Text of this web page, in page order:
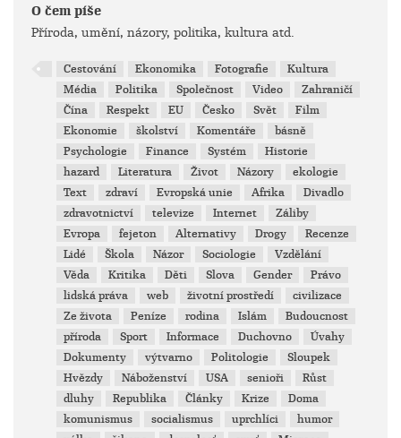
O čem píše
Příroda, umění, názory, politika, kultura atd.
Cestování Ekonomika Fotografie
Kultura
Média
Politika Společnost Video
Zahraničí
Čína
Respekt EU Česko Svět
Film
Ekonomie
školství Komentáře
básně
Psychologie
Finance Systém
Historie
hazard
Literatura Život Názory
ekologie
Text
zdraví Evropská unie Afrika
Divadlo
zdravotnictví
televize Internet
Záliby
Evropa
fejeton Alternativy Drogy
Recenze
Lidé
Škola Názor Sociologie
Vzdělání
Věda
Kritika Děti Slova Gender
Právo
lidská práva
web životní prostředí
civilizace
Ze života
Peníze rodina Islám
Budoucnost
příroda
Sport Informace Duchovno
Úvahy
Dokumenty
výtvarno Politologie
Sloupek
Hvězdy
Náboženství USA senioři
Růst
dluhy
Republika Články Krize
Doma
komunismus
socialismus uprchlíci
humor